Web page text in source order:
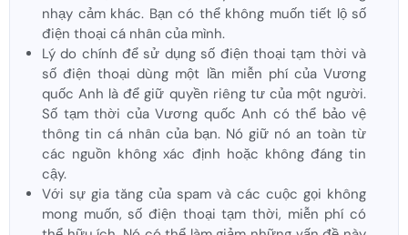
nhạy cảm khác. Bạn có thể không muốn tiết lộ số
điện thoại cá nhân của mình.
Lý do chính để sử dụng số điện thoại tạm thời và
số điện thoại dùng một lần miễn phí của Vương
quốc Anh là để giữ quyền riêng tư của một người.
Số tạm thời của Vương quốc Anh có thể bảo vệ
thông tin cá nhân của bạn. Nó giữ nó an toàn từ
các nguồn không xác định hoặc không đáng tin
cậy.
Với sự gia tăng của spam và các cuộc gọi không
mong muốn, số điện thoại tạm thời, miễn phí có